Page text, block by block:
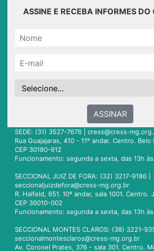
ASSINE E RECEBA INFORMES DO
ASSINAR
SEDE: (31) 3527-7676 | cress@cress-
Rua Guajajaras, 410 - 11º andar. Centro.
CEP 30180-912
Funcionamento: segunda a sexta, das 13h
SECCIONAL JUIZ DE FORA: (32) 3217-9186 |
seccionaljuizdefora@cress-mg.org.br
R. Halfeld, 651. 10º andar, sala 1001. Centro.
CEP 36010-002
Funcionamento: segunda a sexta, das 13h
SECCIONAL MONTES CLAROS: (38) 3221-
seccionalmontesclaros@cress-mg.org.br
Av. Coronel Prates, 376 - sala 301. Centro.